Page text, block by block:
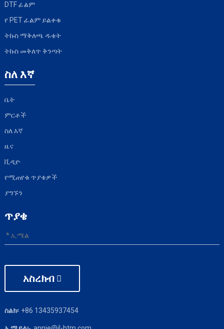
DTF ፊልም
የ PET ፊልም ይልቀቁ
ትኩስ ማቅለጫ ዱቄት
ትኩስ መቅለጥ ቅንጣት
ስለ እኛ
ቤት
ምርቶች
ስለ እኛ
ዜና
ቪዲዮ
የሚጠየቁ ጥያቄዎች
ያግኙን
ጥያቄ
አስረክብ
ስልክ፡ +86 13435937454